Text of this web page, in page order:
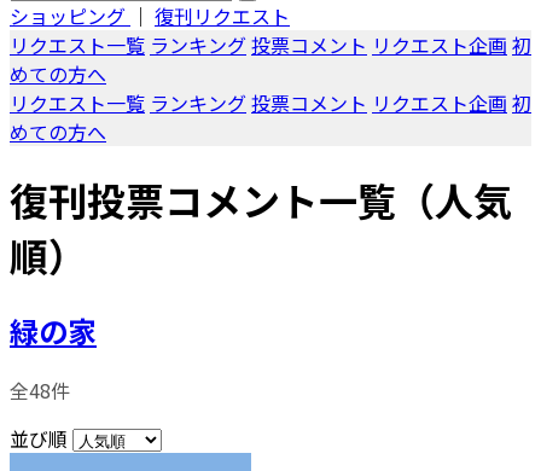
ショッピング ｜ 復刊リクエスト
リクエスト一覧 ランキング投票コメント リクエスト企画 初
めての方へ
リクエスト一覧 ランキング投票コメント リクエスト企画 初
めての方へ
復刊投票コメント一覧（人気
順）
緑の家
全48件
並び順